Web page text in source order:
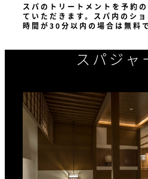
スパのトリートメントを予約
ていただきます。スパ内のシ
時間が30分以内の場合は無料
スパジャ